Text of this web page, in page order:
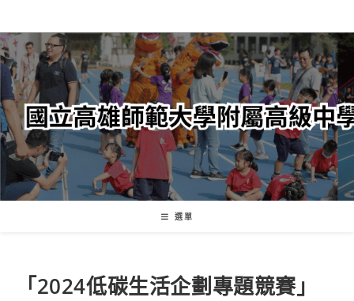
轉
至
主
內
容
選單
「2024低碳生活企劃專題競賽」